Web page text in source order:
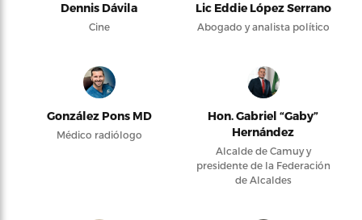
Dennis Dávila
Cine
Lic Eddie López Serrano
Abogado y analista político
González Pons MD
Médico radiólogo
Hon. Gabriel “Gaby”
Hernández
Alcalde de Camuy y
presidente de la Federación
de Alcaldes